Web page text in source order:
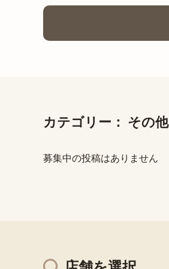
カテゴリー： その他
募集中の投稿はありません